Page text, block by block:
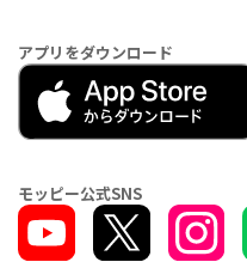
アプリをダウンロード
モッピー公式SNS